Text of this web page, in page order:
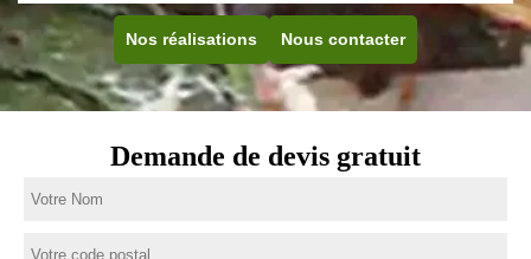
Nos réalisations Nous contacter
Demande de devis gratuit